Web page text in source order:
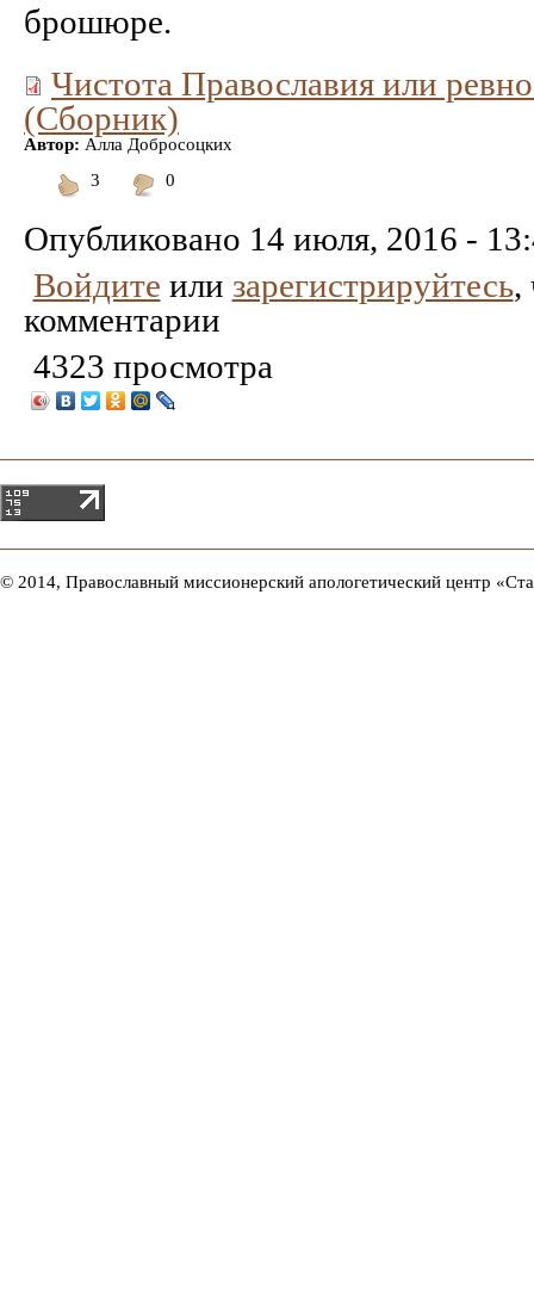
брошюре.
Чистота Православия или
(Сборник)
Автор: Алла Добросоцких
3
0
Опубликовано 14 июля, 2016 -
Войдите или зарегистрируйтесь,
комментарии
4323 просмотра
© 2014, Православный миссионерский апологетический центр